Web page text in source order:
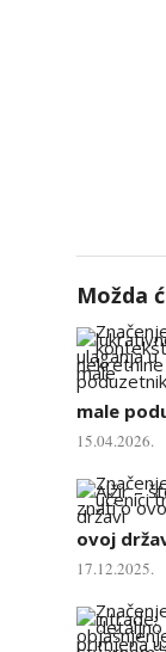
Možda
male
15.04.2026.
ovoj
17.12.2025.